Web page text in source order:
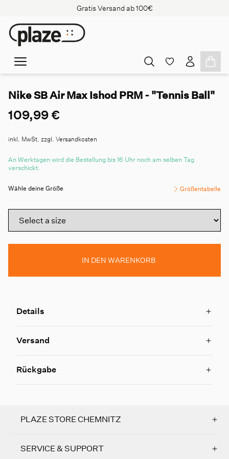
Gratis Versand ab 100€
Nike SB Air Max Ishod PRM - "Tennis Ball"
109,99 €
inkl. MwSt. zzgl. Versandkosten
An Werktagen wird die Bestellung bis 16 Uhr noch am selben Tag
verschickt.
Wähle deine Größe Größentabelle
IN DEN WARENKORB
Details
Versand
Rückgabe
PLAZE STORE CHEMNITZ
SERVICE & SUPPORT